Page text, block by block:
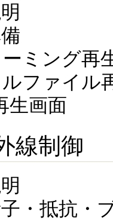
ミング再
ファイル
生画面
線制御
・抵抗・